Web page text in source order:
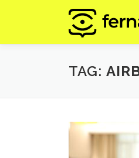
conteúdo
TAG: